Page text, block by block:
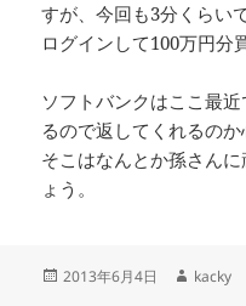
すが、今回も3分くらい
ログインして100万円分
ソフトバンクはここ最
るので返してくれるのか
そこはなんとか孫さん
ょう。
投
2013年6月4日
作
kacky